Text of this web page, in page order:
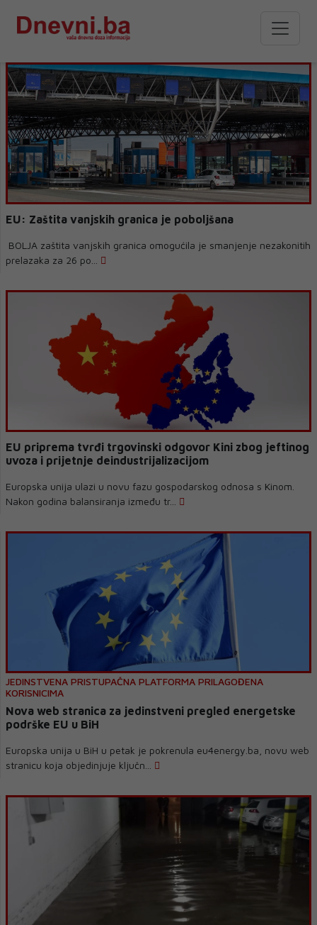
EU: Zaštita vanjskih granica je poboljšana
BOLJA zaštita vanjskih granica omogućila je smanjenje nezakonitih
prelazaka za 26 po...
EU priprema tvrđi trgovinski odgovor Kini zbog jeftinog
uvoza i prijetnje deindustrijalizacijom
Europska unija ulazi u novu fazu gospodarskog odnosa s Kinom.
Nakon godina balansiranja između tr...
JEDINSTVENA PRISTUPAČNA PLATFORMA PRILAGOĐENA
KORISNICIMA
Nova web stranica za jedinstveni pregled energetske
podrške EU u BiH
Europska unija u BiH u petak je pokrenula eu4energy.ba, novu web
stranicu koja objedinjuje ključn...